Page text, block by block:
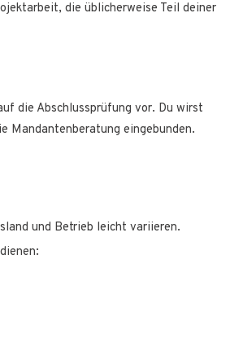
die üblicherweise Teil deiner
die Abschlussprüfung vor. Du wirst
Mandantenberatung eingebunden.
und Betrieb leicht variieren.